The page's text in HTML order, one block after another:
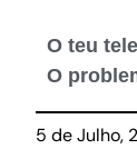
O teu
O
5 de Julho,